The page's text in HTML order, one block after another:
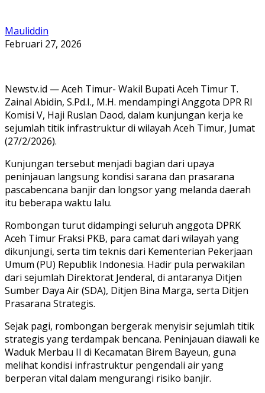
Mauliddin
Februari 27, 2026
Newstv.id — Aceh Timur- Wakil Bupati Aceh Timur T.
Zainal Abidin, S.Pd.I., M.H. mendampingi Anggota DPR RI
Komisi V, Haji Ruslan Daod, dalam kunjungan kerja ke
sejumlah titik infrastruktur di wilayah Aceh Timur, Jumat
(27/2/2026).
Kunjungan tersebut menjadi bagian dari upaya
peninjauan langsung kondisi sarana dan prasarana
pascabencana banjir dan longsor yang melanda daerah
itu beberapa waktu lalu.
Rombongan turut didampingi seluruh anggota DPRK
Aceh Timur Fraksi PKB, para camat dari wilayah yang
dikunjungi, serta tim teknis dari Kementerian Pekerjaan
Umum (PU) Republik Indonesia. Hadir pula perwakilan
dari sejumlah Direktorat Jenderal, di antaranya Ditjen
Sumber Daya Air (SDA), Ditjen Bina Marga, serta Ditjen
Prasarana Strategis.
Sejak pagi, rombongan bergerak menyisir sejumlah titik
strategis yang terdampak bencana. Peninjauan diawali ke
Waduk Merbau II di Kecamatan Birem Bayeun, guna
melihat kondisi infrastruktur pengendali air yang
berperan vital dalam mengurangi risiko banjir.